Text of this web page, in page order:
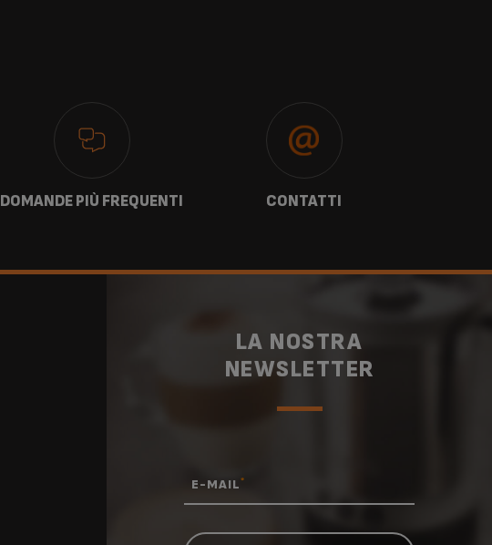
DOMANDE PIÙ FREQUENTI CONTATTI
LA NOSTRA
NEWSLETTER
E-MAIL*